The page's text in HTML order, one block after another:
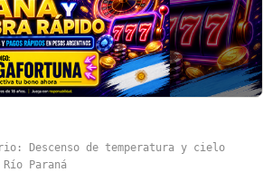
Descenso de temperatura y cielo
Paraná